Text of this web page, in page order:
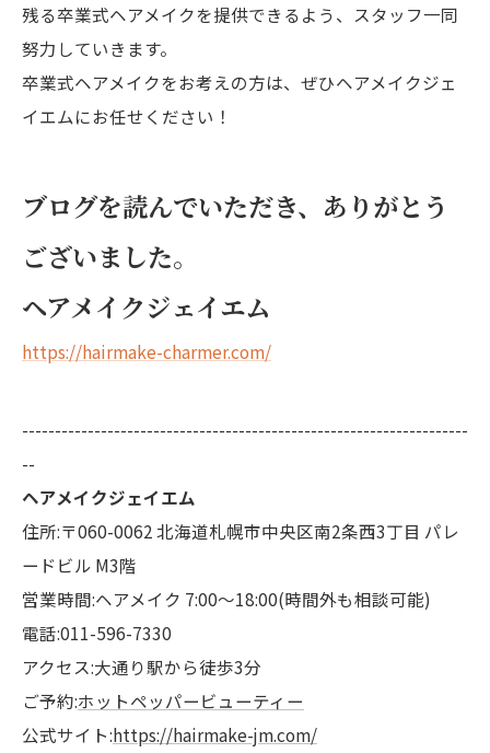
残る卒業式ヘアメイクを提供できるよう、スタッフ一同
努力していきます。
卒業式ヘアメイクをお考えの方は、ぜひヘアメイクジェ
イエムにお任せください！
ブログを読んでいただき、ありがとう
ございました。
ヘアメイクジェイエム
https://hairmake-charmer.com/
--------------------------------------------------------------------
--
ヘアメイクジェイエム
住所:〒060-0062 北海道札幌市中央区南2条西3丁目 パレ
ードビル M3階
営業時間:ヘアメイク 7:00〜18:00(時間外も相談可能)
電話:011-596-7330
アクセス:大通り駅から徒歩3分
ご予約:ホットペッパービューティー
公式サイト:https://hairmake-jm.com/